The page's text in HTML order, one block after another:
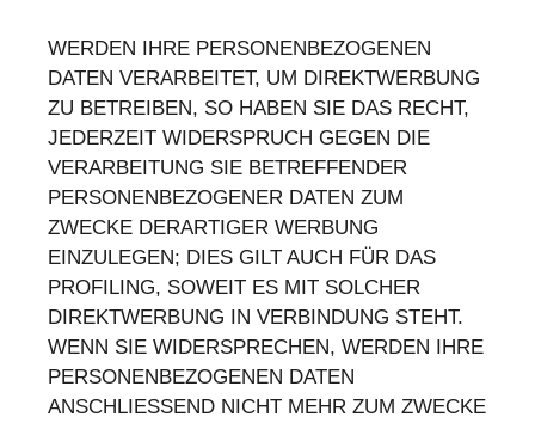
WERDEN IHRE PERSONENBEZOGENEN
DATEN VERARBEITET, UM DIREKTWERBUNG
ZU BETREIBEN, SO HABEN SIE DAS RECHT,
JEDERZEIT WIDERSPRUCH GEGEN DIE
VERARBEITUNG SIE BETREFFENDER
PERSONENBEZOGENER DATEN ZUM
ZWECKE DERARTIGER WERBUNG
EINZULEGEN; DIES GILT AUCH FÜR DAS
PROFILING, SOWEIT ES MIT SOLCHER
DIREKTWERBUNG IN VERBINDUNG STEHT.
WENN SIE WIDERSPRECHEN, WERDEN IHRE
PERSONENBEZOGENEN DATEN
ANSCHLIESSEND NICHT MEHR ZUM ZWECKE